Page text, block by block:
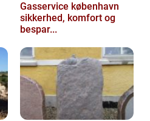
Gasservice københavn
sikkerhed, komfort og
bespar...